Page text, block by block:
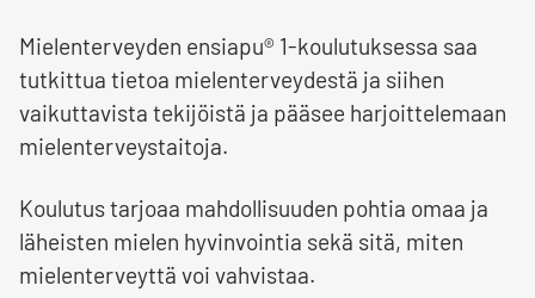
Mielenterveyden ensiapu® 1-koulutuksessa saa
tutkittua tietoa mielenterveydestä ja siihen
vaikuttavista tekijöistä ja pääsee harjoittelemaan
mielenterveystaitoja.
Koulutus tarjoaa mahdollisuuden pohtia omaa ja
läheisten mielen hyvinvointia sekä sitä, miten
mielenterveyttä voi vahvistaa.